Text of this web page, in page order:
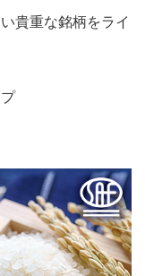
貴重な銘柄をライ